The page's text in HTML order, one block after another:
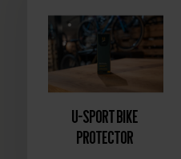
U-Sport Bike
Protector